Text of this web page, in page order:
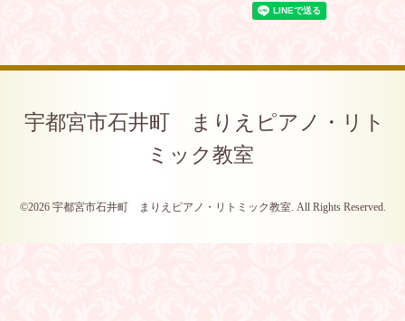
宇都宮市石井町 まりえピアノ・リト
ミック教室
©2026 宇都宮市石井町 まりえピアノ・リトミック教室. All Rights Reserved.